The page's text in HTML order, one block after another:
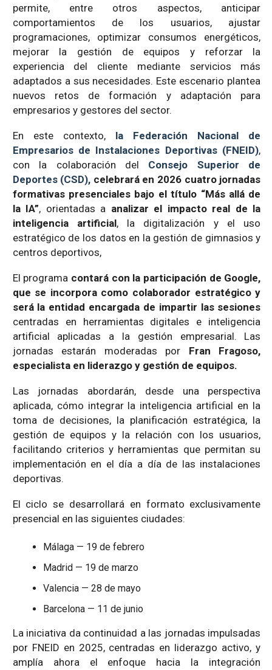
permite, entre otros aspectos, anticipar
comportamientos de los usuarios, ajustar
programaciones, optimizar consumos energéticos,
mejorar la gestión de equipos y reforzar la
experiencia del cliente mediante servicios más
adaptados a sus necesidades. Este escenario plantea
nuevos retos de formación y adaptación para
empresarios y gestores del sector.
En este contexto, la Federación Nacional de
Empresarios de Instalaciones Deportivas (FNEID),
con la colaboración del Consejo Superior de
Deportes (CSD), celebrará en 2026 cuatro jornadas
formativas presenciales bajo el título “Más allá de
la IA”, orientadas a analizar el impacto real de la
inteligencia artificial, la digitalización y el uso
estratégico de los datos en la gestión de gimnasios y
centros deportivos,
El programa contará con la participación de Google,
que se incorpora como colaborador estratégico y
será la entidad encargada de impartir las sesiones
centradas en herramientas digitales e inteligencia
artificial aplicadas a la gestión empresarial. Las
jornadas estarán moderadas por Fran Fragoso,
especialista en liderazgo y gestión de equipos.
Las jornadas abordarán, desde una perspectiva
aplicada, cómo integrar la inteligencia artificial en la
toma de decisiones, la planificación estratégica, la
gestión de equipos y la relación con los usuarios,
facilitando criterios y herramientas que permitan su
implementación en el día a día de las instalaciones
deportivas.
El ciclo se desarrollará en formato exclusivamente
presencial en las siguientes ciudades:
Málaga — 19 de febrero
Madrid — 19 de marzo
Valencia — 28 de mayo
Barcelona — 11 de junio
La iniciativa da continuidad a las jornadas impulsadas
por FNEID en 2025, centradas en liderazgo activo, y
amplía ahora el enfoque hacia la integración